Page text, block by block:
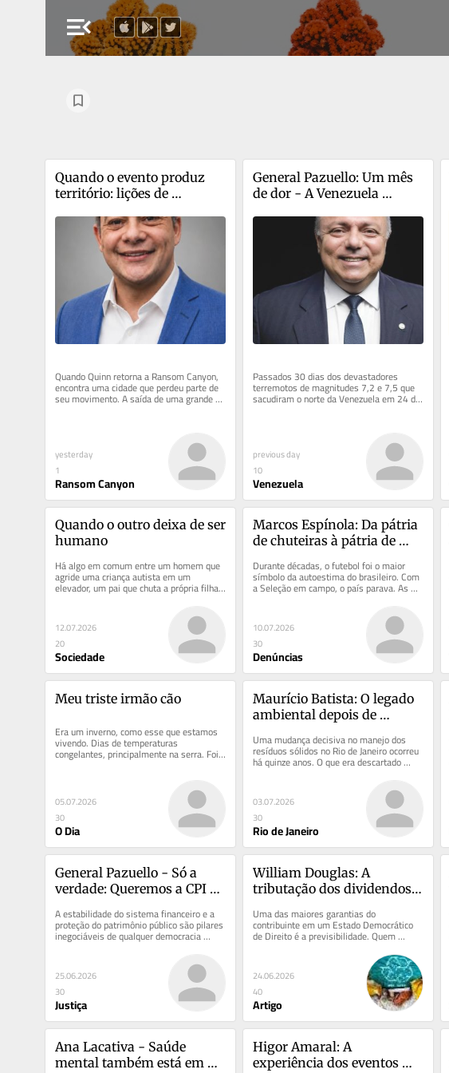
menu_open
Quando o evento produz
território: lições de
Quando Quinn retorna a Ransom Canyon,
encontra uma cidade que perdeu parte de
seu movimento. A saída de uma grande
empresa deixou marcas visíveis:...
yesterday
1
Ransom Canyon
General Pazuello: Um mês
de dor - A Venezuela
Passados 30 dias dos devastadores
terremotos de magnitudes 7,2 e 7,5 que
sacudiram o norte da Venezuela em 24 de
previous day
10
Venezuela
Quando o outro deixa de ser
humano
Há algo em comum entre um homem que
agride uma criança autista em um
elevador, um pai que chuta a própria filha
em uma rua movimentada e uma...
12.07.2026
20
Sociedade
Marcos Espínola: Da pátria
de chuteiras à pátria de
Durante décadas, o futebol foi o maior
símbolo da autoestima do brasileiro. Com
a Seleção em campo, o país parava. As
diferenças ficavam de lado...
10.07.2026
30
Denúncias
Meu triste irmão cão
Era um inverno, como esse que estamos
vivendo. Dias de temperaturas
congelantes, principalmente na serra. Foi a
primeira vez que fomos. Meu pai havia...
05.07.2026
30
O Dia
Maurício Batista: O legado
ambiental depois de
Uma mudança decisiva no manejo dos
resíduos sólidos no Rio de Janeiro ocorreu
há quinze anos. O que era descartado
como lixo hoje é reconhecido...
03.07.2026
30
Rio de Janeiro
General Pazuello - Só a
verdade: Queremos a CPI do
A estabilidade do sistema financeiro e a
proteção do patrimônio público são pilares
inegociáveis de qualquer democracia
saudável. Quando surgem...
25.06.2026
30
Justiça
William Douglas: A
tributação dos dividendos e
da lei nova
Uma das maiores garantias do
contribuinte em um Estado Democrático
de Direito é a previsibilidade. Quem
desenvolve uma atividade econômica
24.06.2026
40
Artigo
Ana Lacativa - Saúde
mental também está em
Higor Amaral: A
experiência dos eventos